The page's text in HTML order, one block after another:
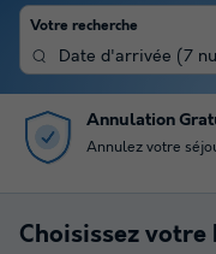
Votre recherche
Date d'arrivée (7
Annulation Gratuite ⁽¹⁾
Annulez votre séjour
Choisissez votre